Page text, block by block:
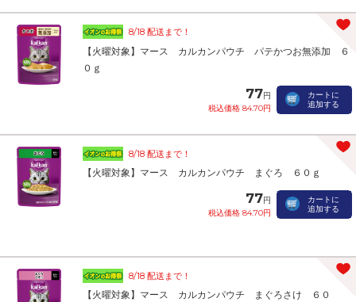
8/18 配送まで！
【火曜対象】マース カルカンパウチ パテかつお無添加 ６
０ｇ
77円
税込価格 84.70円
カートに
追加する
8/18 配送まで！
【火曜対象】マース カルカンパウチ まぐろ ６０ｇ
77円
税込価格 84.70円
カートに
追加する
8/18 配送まで！
【火曜対象】マース カルカンパウチ まぐろさけ ６０